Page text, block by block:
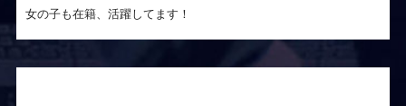
女の子も在籍、活躍してます！